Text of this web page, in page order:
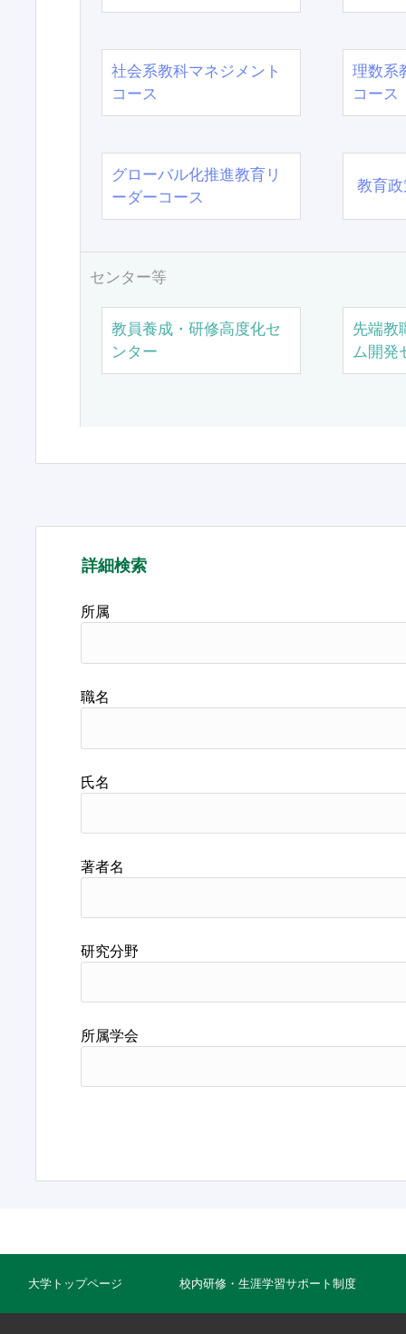
社会系教科マネジメント
コース
理数系
コース
グローバル化推進教育リ
ーダーコース
教育
センター等
教員養成・研修高度化セ
ンター
先端教
ム開発
詳細検索
所属
職名
氏名
著者名
研究分野
所属学会
大学トップページ 校内研修・生涯学習サポート制度